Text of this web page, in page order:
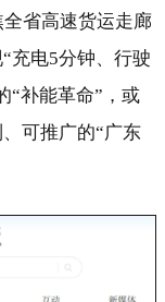
省高速货运走廊
充电5分钟、行驶
“补能革命”，或
可推广的“广东